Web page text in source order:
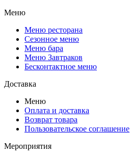
Меню
Меню ресторана
Сезонное меню
Меню бара
Меню Завтраков
Бесконтактное меню
Доставка
Меню
Оплата и доставка
Возврат товара
Пользовательское соглашение
Мероприятия